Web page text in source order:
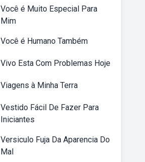
Você é Muito Especial Para
Mim
Você é Humano Também
Vivo Esta Com Problemas Hoje
Viagens à Minha Terra
Vestido Fácil De Fazer Para
Iniciantes
Versiculo Fuja Da Aparencia Do
Mal